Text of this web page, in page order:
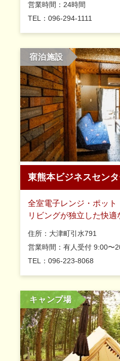
営業時間：24時間
TEL：096-294-1111
宿泊施設
東熊本ビジネスセン
全室電子レンジ・ポット
リビングが独立した快適
住所：大津町引水791
営業時間：有人受付 9:00〜
TEL：096-223-8068
キャンプ場